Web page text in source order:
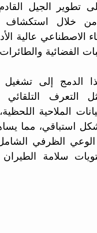
تطوير الجيل
من خلال استكشاف
الاصطناعي عالية
الفضائية
الدمج إلى تشغيل
التعرف
الملاحية
استباقي، مما
الظرفي الشامل
سلامة الطيران